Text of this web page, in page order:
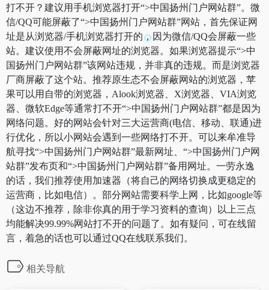
打不开？建议用手机浏览器打开“>中国扬州门户网站群”。微
信/QQ可能屏蔽了“>中国扬州门户网站群”网站，首先保证网
址是从浏览器/手机浏览器打开的，因为微信/QQ会屏蔽一些
站。建议使用不会屏蔽网址的浏览器。如果浏览器提示“>中
国扬州门户网站群”该网站违规，并非真的违规。而是浏览器
厂商屏蔽了这个站。推荐原生态不会屏蔽网站的浏览器，苹
果可以用自带的浏览器，Alook浏览器、X浏览器、VIA浏览
器、微软Edge等通常打不开“>中国扬州门户网站群”都是因为
网络问题。好的网站会针对三大运营商(电信、移动、联通)进
行优化，所以小网站会遇到一些网络打不开。可以来牟准导
航寻找“>中国扬州门户网站群”最新网址、“>中国扬州门户网
站群”发布页和“>中国扬州门户网站群”备用网址。一劳永逸
的话，我们推荐使用加速器（将自己的网络切换成更稳定的
运营商，比如电信）。部分网站需要科学上网，比如google等
（这边不推荐，除非你真的用于学习资料的查询）以上三点
均能解决99.99%网站打不开的问题了。如有疑问，可在线留
言，着急的话也可以通过QQ在线联系我们。
相关导航